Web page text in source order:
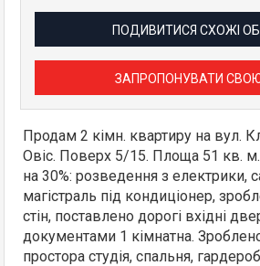
ПОДИВИТИСЯ СХОЖІ
ЗАПРОПОНУВАТИ
Продам 2 кімн. квартиру на вул.
Овіс. Поверх 5/15. Площа 51 кв.
на 30%: розведення з електрики,
магістраль під кондиціонер,
стін, поставлено дорогі вхідні
документами 1 кімнатна.
простора студія, спальня,